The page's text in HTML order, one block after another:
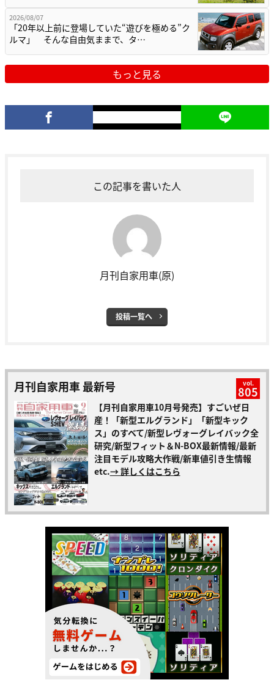
2026/08/07
「20年以上前に登場していた“遊びを極める”ク
ルマ」 そんな自由気ままで、タ…
もっと見る
この記事を書いた人
月刊自家用車(原)
投稿一覧へ
月刊自家用車 最新号 vol.
805
【月刊自家用車10月号発売】すごいぜ日
産！「新型エルグランド」「新型キック
ス」のすべて/新型レヴォーグレイバック全
研究/新型フィット＆N-BOX最新情報/最新
注目モデル攻略大作戦/新車値引き生情報
etc.→ 詳しくはこちら